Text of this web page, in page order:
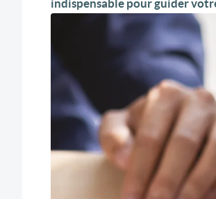
indispensable pour guider